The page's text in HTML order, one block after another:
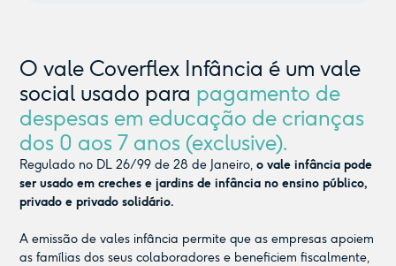
O vale Coverflex Infância é um vale
social usado para pagamento de
despesas em educação de crianças
dos 0 aos 7 anos (exclusive).
Regulado no DL 26/99 de 28 de Janeiro,o vale infância pode
ser usado em creches e jardins de infância no ensino público,
privado e privado solidário.
A emissão de vales infância permite que as empresas apoiem
as famílias dos seus colaboradores e beneficiem fiscalmente,